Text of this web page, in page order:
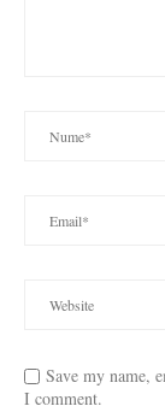
Save my name,
I comment.